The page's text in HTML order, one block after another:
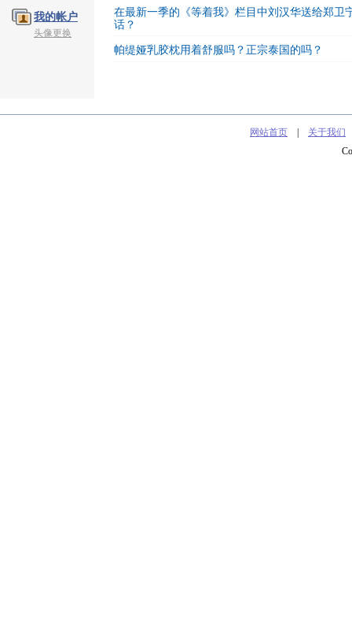
我的帐户
头像更换
在最新一季的《等着我》栏目中刘汉华送给郑卫
话？
帕缇娅乳胶枕用着舒服吗？正宗泰国的吗？
网站首页 关于我们